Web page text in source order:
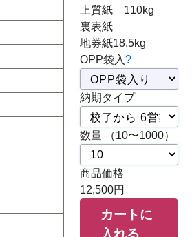
上質紙 110kg
裏表紙
地券紙18.5kg
OPP袋入?
納期タイプ
数量 （10〜1000）
商品価格
12,500円
カートに
入れる